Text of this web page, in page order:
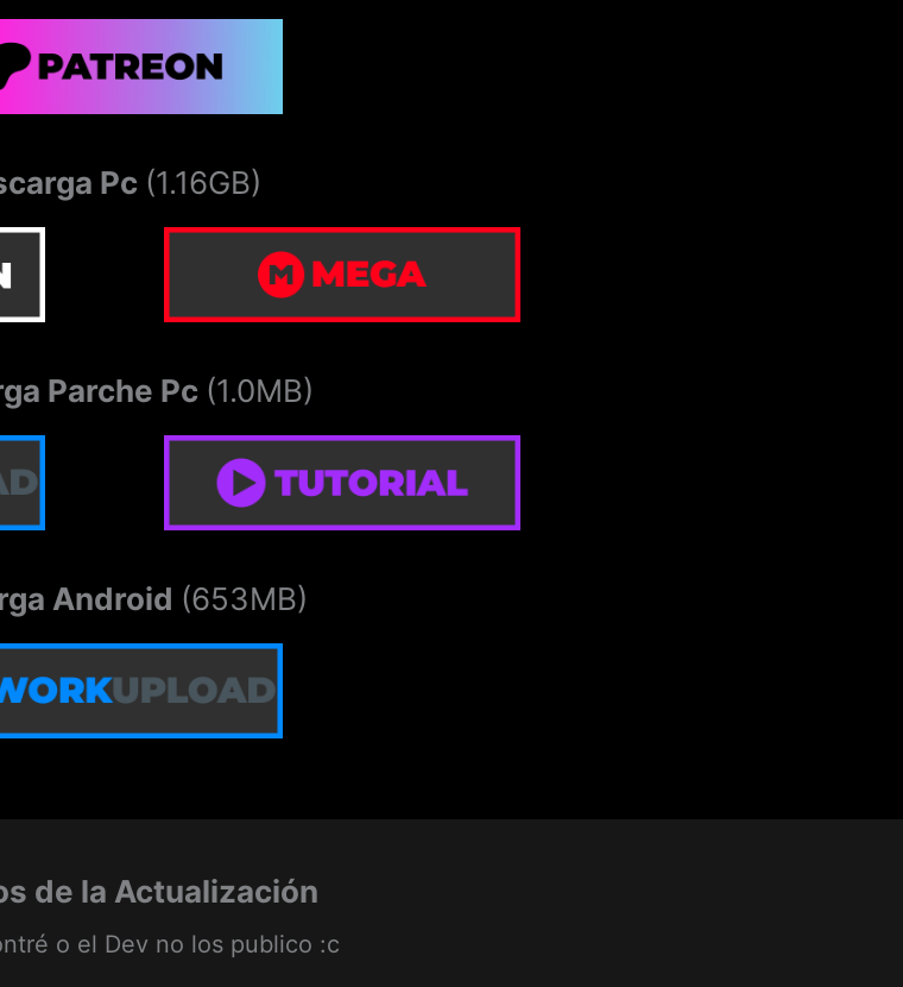
Pc (1.16GB)
Parche Pc (1.0MB)
Android (653MB)
de la Actualización
o el Dev no los publico :c